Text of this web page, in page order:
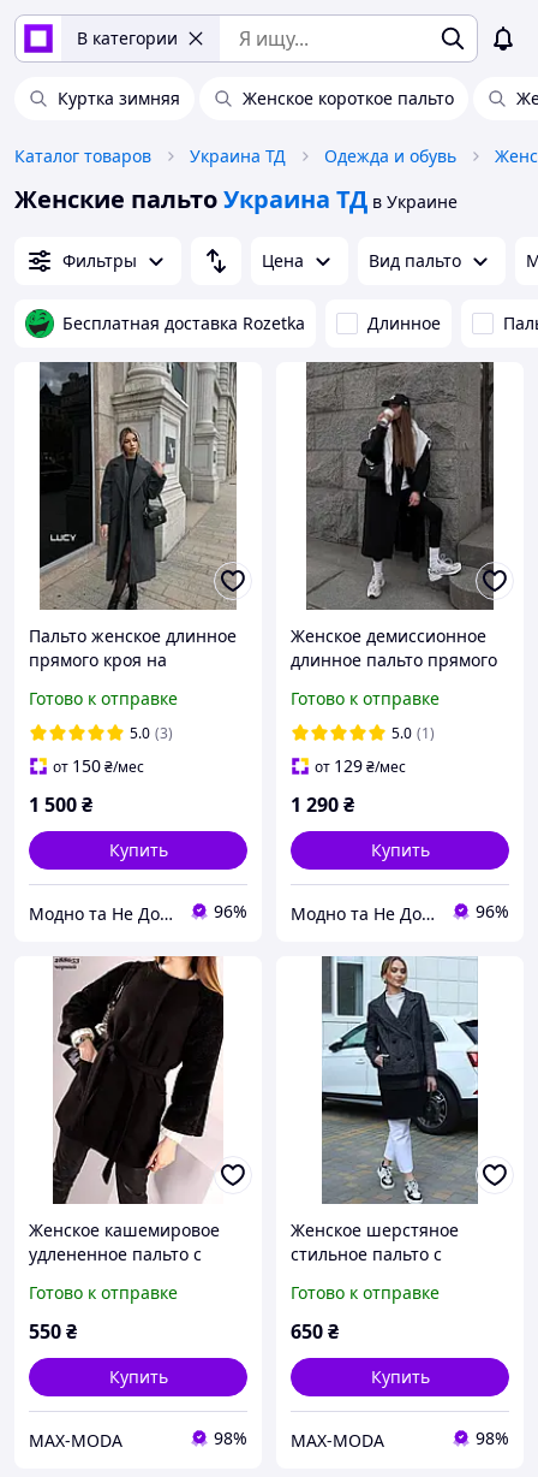
В категории
Куртка зимняя Женское короткое пальто
Каталог товаров Украина ТД Одежда и обувь
Женские пальтоУкраина ТД в Украине
Фильтры Цена Вид пальто
Бесплатная доставка Rozetka Длинное
Пальто женское длинное
прямого кроя на
универсального размера
с замерами
Готово к отправке
5.0 (3)
от 150₴/мес
1 500₴
Купить
Модно та Не Дорого 96%
Женское демиссионное
длинное пальто прямого
46-48 размера с
замерами
Готово к отправке
5.0 (1)
от 129₴/мес
1 290₴
Купить
Модно та Не Дорого 96%
Женское кашемировое
удлененное пальто с
Готово к отправке
550₴
Купить
MAX-MODA 98%
Женское шерстяное
стильное пальто с
Готово к отправке
650₴
Купить
MAX-MODA 98%